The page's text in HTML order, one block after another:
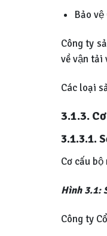
Bảo
Công ty
về vận tải
Các loại
3.1.3.
3.1.3.1.
Cơ cấu
Hình 3.1:
Công ty